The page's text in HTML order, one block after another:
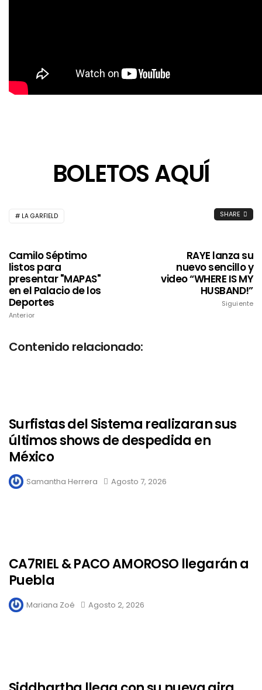
BOLETOS AQUÍ
LA GARFIELD SHARE
Camilo Séptimo
listos para
presentar "MAPAS"
en el Palacio de los
Deportes
Anterior
RAYE lanza su
nuevo sencillo y
video “WHERE IS MY
HUSBAND!”
Siguiente
Contenido relacionado:
Surfistas del Sistema realizaran sus
últimos shows de despedida en
México
Samantha Herrera Agosto 7, 2026
CA7RIEL & PACO AMOROSO llegarán a
Puebla
Mariana Zoé Agosto 2, 2026